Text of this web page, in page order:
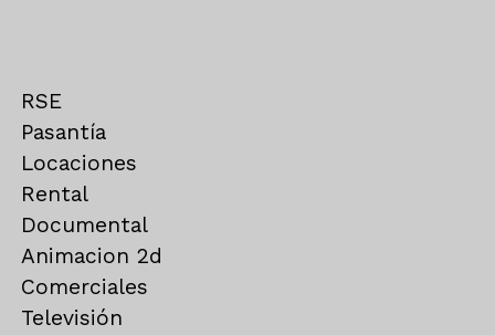
RSE
Pasantía
Locaciones
Rental
Documental
Animacion 2d
Comerciales
Televisión